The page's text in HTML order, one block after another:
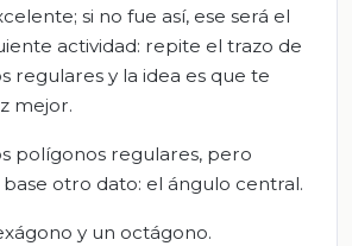
si no fue así, ese será el
actividad: repite el trazo de
regulares y la idea es que te
mejor.
polígonos regulares, pero
otro dato: el ángulo central.
y un octágono.